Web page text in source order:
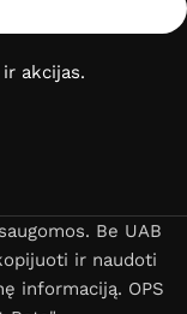
akcijas.
Be UAB
ir naudoti
informaciją. OPS